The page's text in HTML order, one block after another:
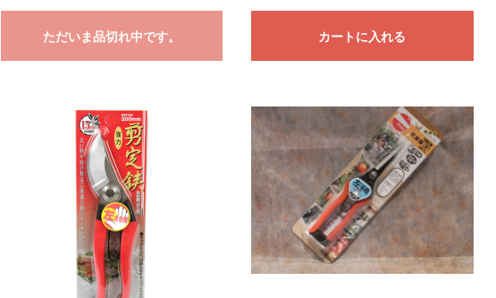
ただいま品切れ中です。 カートに入れる